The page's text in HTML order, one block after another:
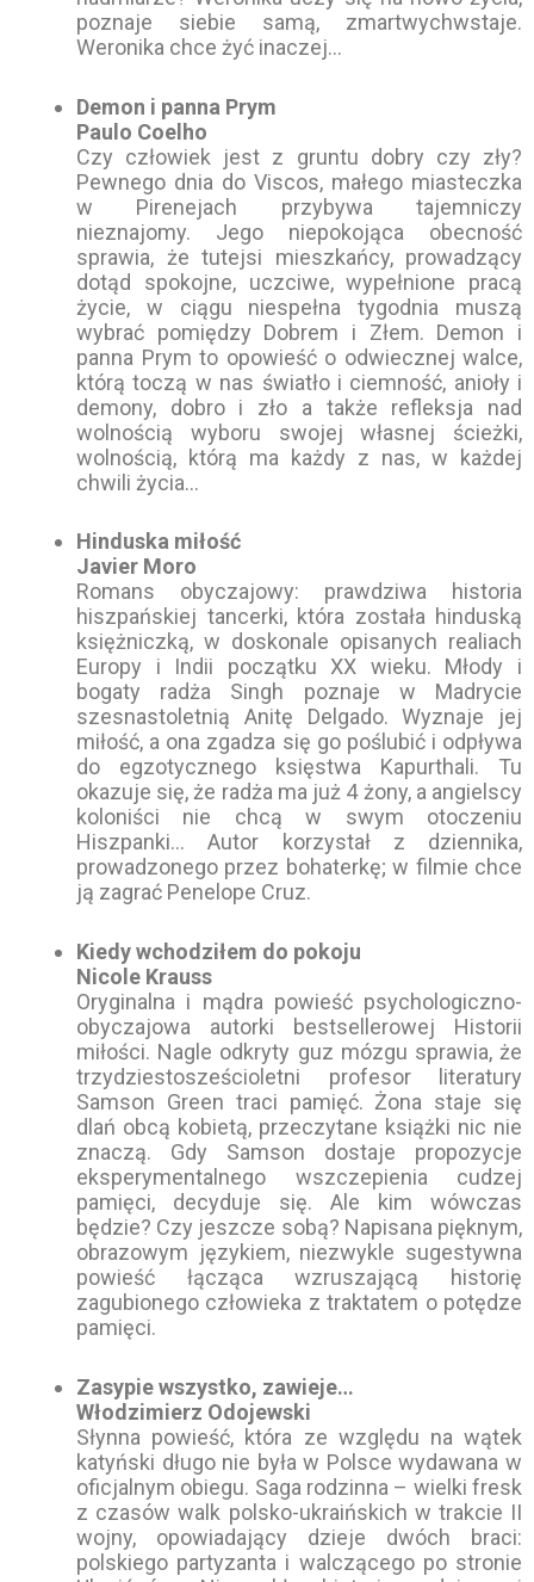
poznaje siebie samą, zmartwychwstaje.
Weronika chce żyć inaczej…
Demon i panna Prym
Paulo Coelho
Czy człowiek jest z gruntu dobry czy zły?
Pewnego dnia do Viscos, małego miasteczka
w Pirenejach przybywa tajemniczy
nieznajomy. Jego niepokojąca obecność
sprawia, że tutejsi mieszkańcy, prowadzący
dotąd spokojne, uczciwe, wypełnione pracą
życie, w ciągu niespełna tygodnia muszą
wybrać pomiędzy Dobrem i Złem. Demon i
panna Prym to opowieść o odwiecznej walce,
którą toczą w nas światło i ciemność, anioły i
demony, dobro i zło a także refleksja nad
wolnością wyboru swojej własnej ścieżki,
wolnością, którą ma każdy z nas, w każdej
chwili życia…
Hinduska miłość
Javier Moro
Romans obyczajowy: prawdziwa historia
hiszpańskiej tancerki, która została hinduską
księżniczką, w doskonale opisanych realiach
Europy i Indii początku XX wieku. Młody i
bogaty radża Singh poznaje w Madrycie
szesnastoletnią Anitę Delgado. Wyznaje jej
miłość, a ona zgadza się go poślubić i odpływa
do egzotycznego księstwa Kapurthali. Tu
okazuje się, że radża ma już 4 żony, a angielscy
koloniści nie chcą w swym otoczeniu
Hiszpanki… Autor korzystał z dziennika,
prowadzonego przez bohaterkę; w filmie chce
ją zagrać Penelope Cruz.
Kiedy wchodziłem do pokoju
Nicole Krauss
Oryginalna i mądra powieść psychologiczno-
obyczajowa autorki bestsellerowej Historii
miłości. Nagle odkryty guz mózgu sprawia, że
trzydziestosześcioletni profesor literatury
Samson Green traci pamięć. Żona staje się
dlań obcą kobietą, przeczytane książki nic nie
znaczą. Gdy Samson dostaje propozycje
eksperymentalnego wszczepienia cudzej
pamięci, decyduje się. Ale kim wówczas
będzie? Czy jeszcze sobą? Napisana pięknym,
obrazowym językiem, niezwykle sugestywna
powieść łącząca wzruszającą historię
zagubionego człowieka z traktatem o potędze
pamięci.
Zasypie wszystko, zawieje…
Włodzimierz Odojewski
Słynna powieść, która ze względu na wątek
katyński długo nie była w Polsce wydawana w
oficjalnym obiegu. Saga rodzinna – wielki fresk
z czasów walk polsko-ukraińskich w trakcie II
wojny, opowiadający dzieje dwóch braci:
polskiego partyzanta i walczącego po stronie